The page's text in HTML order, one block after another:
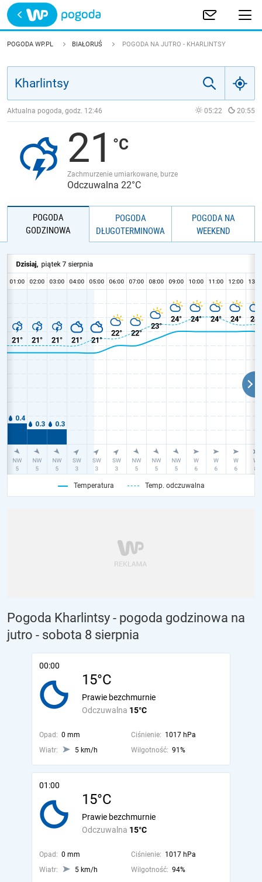
Trwa ładowanie
POLSKA
JAKOŚĆ POWIETRZA
POGODA WP.PL BIAŁORUŚ POGODA NA JUTRO - KHARLINTSY
Aktualna pogoda, godz. 12:46 05:22 20:55
21
Zachmurzenie umiarkowane, burze
Odczuwalna 22°C
POGODA
GODZINOWA
POGODA
DŁUGOTERMINOWA
POGODA NA
WEEKEND
Temperatura Temp. odczuwalna
Pogoda Kharlintsy - pogoda godzinowa na
jutro - sobota 8 sierpnia
00:00
15°C
Odczuwalna 15°C
Prawie bezchmurnie
Opad: 0 mm Ciśnienie: 1017 hPa
Wiatr:
5 km/h Wilgotność: 91%
01:00
15°C
Odczuwalna 15°C
Prawie bezchmurnie
Opad: 0 mm Ciśnienie: 1017 hPa
Wiatr:
5 km/h Wilgotność: 94%